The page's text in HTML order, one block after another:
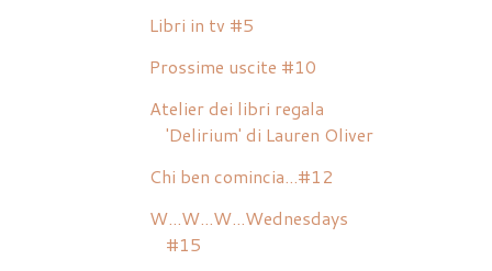
Libri in tv #5
Prossime uscite #10
Atelier dei libri regala
'Delirium' di Lauren Oliver
Chi ben comincia...#12
W...W...W...Wednesdays
#15